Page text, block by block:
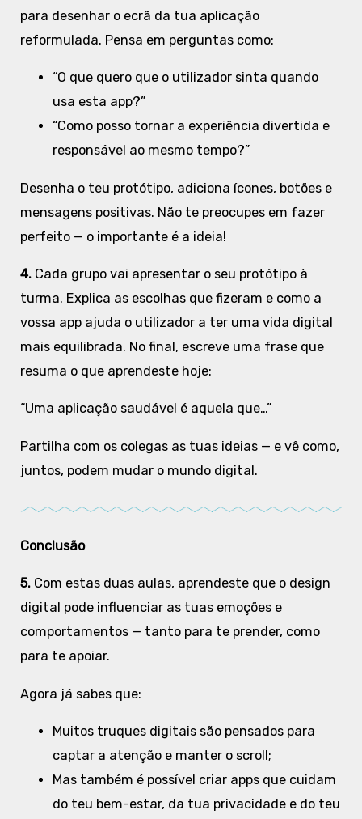
para desenhar o ecrã da tua aplicação
reformulada. Pensa em perguntas como:
“O que quero que o utilizador sinta quando
usa esta app?”
“Como posso tornar a experiência divertida e
responsável ao mesmo tempo?”
Desenha o teu protótipo, adiciona ícones, botões e
mensagens positivas. Não te preocupes em fazer
perfeito — o importante é a ideia!
4. Cada grupo vai apresentar o seu protótipo à
turma. Explica as escolhas que fizeram e como a
vossa app ajuda o utilizador a ter uma vida digital
mais equilibrada. No final, escreve uma frase que
resuma o que aprendeste hoje:
“Uma aplicação saudável é aquela que…”
Partilha com os colegas as tuas ideias — e vê como,
juntos, podem mudar o mundo digital.
Conclusão
5.Com estas duas aulas, aprendeste que o design
digital pode influenciar as tuas emoções e
comportamentos — tanto para te prender, como
para te apoiar.
Agora já sabes que:
Muitos truques digitais são pensados para
captar a atenção e manter o scroll;
Mas também é possível criar apps que cuidam
do teu bem-estar, da tua privacidade e do teu